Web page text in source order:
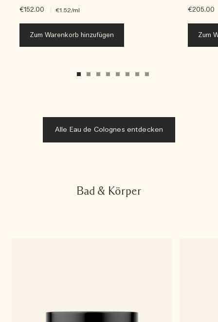
€152.00 €1.52/ml
Zum Warenkorb hinzufügen
€205.00
Zum
Alle Eau de Colognes entdecken
Bad & Körper